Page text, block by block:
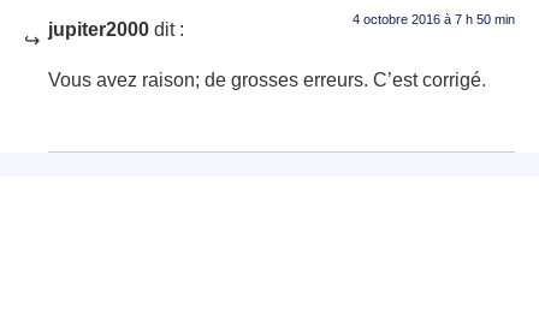
jupiter2000 dit : 4 octobre 2016 à 7 h 50 min
Vous avez raison; de grosses erreurs. C’est corrigé.